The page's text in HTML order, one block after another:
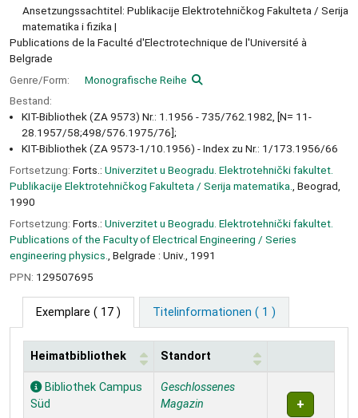
Ansetzungssachtitel: Publikacije Elektrotehničkog Fakulteta / Serija
matematika i fizika
Publications de la Faculté d'Electrotechnique de l'Université à
Belgrade
Genre/Form:
Monografische Reihe
Bestand:
KIT-Bibliothek (ZA 9573) Nr.: 1.1956 - 735/762.1982, [N= 11-
28.1957/58;498/576.1975/76];
KIT-Bibliothek (ZA 9573-1/10.1956) - Index zu Nr.: 1/173.1956/66
Fortsetzung: Forts.: Univerzitet u Beogradu. Elektrotehnički fakultet.
Publikacije Elektrotehničkog Fakulteta / Serija matematika.
, Beograd,
1990
Fortsetzung: Forts.: Univerzitet u Beogradu. Elektrotehnički fakultet.
Publications of the Faculty of Electrical Engineering / Series
engineering physics.
, Belgrade : Univ., 1991
PPN: 129507695
Exemplare ( 17 ) Titelinformationen ( 1 )
Exemplare
Heimatbibliothek Standort
Bibliothek Campus
Süd
Geschlossenes
Magazin